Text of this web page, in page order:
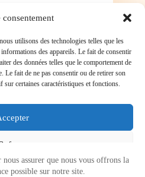
consentement
utilisons des technologies telles que les
des appareils. Le fait de consentir
des données telles que le comportement de
Le fait de ne pas consentir ou de retirer son
sur certaines caractéristiques et fonctions.
préférences
assurer que nous vous offrons la
possible sur notre site.
publier un commentaire.